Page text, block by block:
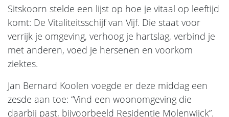
Sitskoorn stelde een lijst op hoe je vitaal op leeftijd
komt: De Vitaliteitsschijf van Vijf. Die staat voor
verrijk je omgeving, verhoog je hartslag, verbind je
met anderen, voed je hersenen en voorkom
ziektes.
Jan Bernard Koolen voegde er deze middag een
zesde aan toe: “Vind een woonomgeving die
daarbij past, bijvoorbeeld Residentie Molenwijck”.